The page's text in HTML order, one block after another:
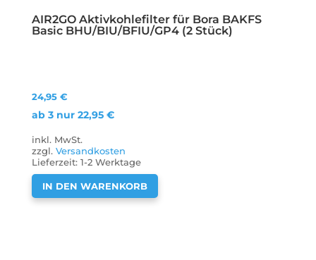
AIR2GO Aktivkohlefilter für Bora BAKFS
Basic BHU/BIU/BFIU/GP4 (2 Stück)
24,95€
ab 3 nur22,95€
inkl. MwSt.
zzgl.Versandkosten
Lieferzeit:1-2 Werktage
IN DEN WARENKORB